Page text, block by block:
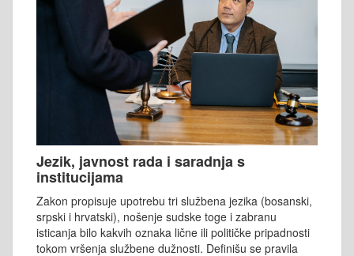
Jezik, javnost rada i saradnja s
institucijama
Zakon propisuje upotrebu tri službena jezika (bosanski,
srpski i hrvatski), nošenje sudske toge i zabranu
isticanja bilo kakvih oznaka lične ili političke pripadnosti
tokom vršenja službene dužnosti. Definišu se pravila